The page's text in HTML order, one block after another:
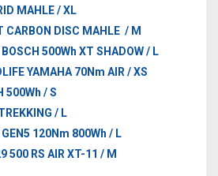
MAHLE / XL
CARBON DISC MAHLE / M
500Wh XT SHADOW / L
YAMAHA 70Nm AIR / XS
500Wh / S
/ L
120Nm 800Wh / L
500 RS AIR XT-11 / M